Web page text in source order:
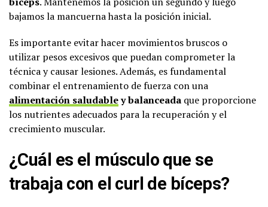
bajamos la mancuerna hasta la posición inicial.
Es importante evitar hacer movimientos bruscos o
utilizar pesos excesivos que puedan comprometer la
técnica y causar lesiones. Además, es fundamental
combinar el entrenamiento de fuerza con una
alimentación saludabley balanceada que proporcione
los nutrientes adecuados para la recuperación y el
crecimiento muscular.
¿Cuál es el músculo que se
trabaja con el curl de bíceps?